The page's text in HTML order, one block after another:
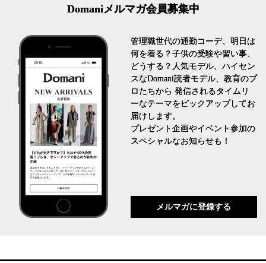
Domaniメルマガ会員募集中
管理職世代の通勤コーデ、明日は
何を着る？子供の受験や習い事、
どうする？人気モデル、ハイセン
スなDomani読者モデル、教育のプ
ロたちから 発信されるタイムリ
ーなテーマをピックアップしてお
届けします。
プレゼント企画やイベント参加の
スペシャルなお知らせも！
メルマガに登録する